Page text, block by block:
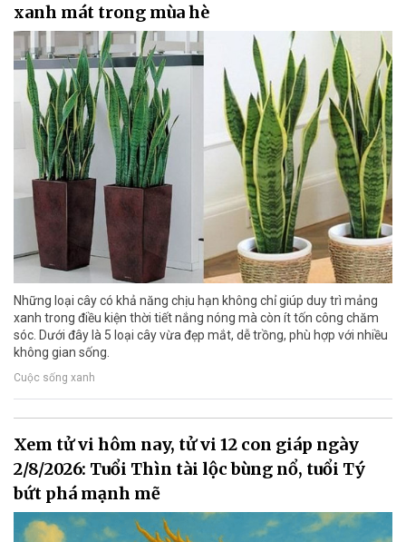
xanh mát trong mùa hè
Những loại cây có khả năng chịu hạn không chỉ giúp duy trì mảng
xanh trong điều kiện thời tiết nắng nóng mà còn ít tốn công chăm
sóc. Dưới đây là 5 loại cây vừa đẹp mắt, dễ trồng, phù hợp với nhiều
không gian sống.
Cuộc sống xanh
Xem tử vi hôm nay, tử vi 12 con giáp ngày
2/8/2026: Tuổi Thìn tài lộc bùng nổ, tuổi Tý
bứt phá mạnh mẽ